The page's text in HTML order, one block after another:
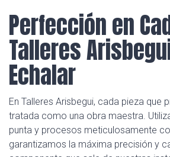
Perfección en
Talleres
Echalar
En Talleres Arisbegui, cada pieza que
tratada como una obra maestra.
punta y procesos meticulosamente
garantizamos la máxima precisión y